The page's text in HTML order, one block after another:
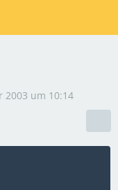
2003 um 10:14